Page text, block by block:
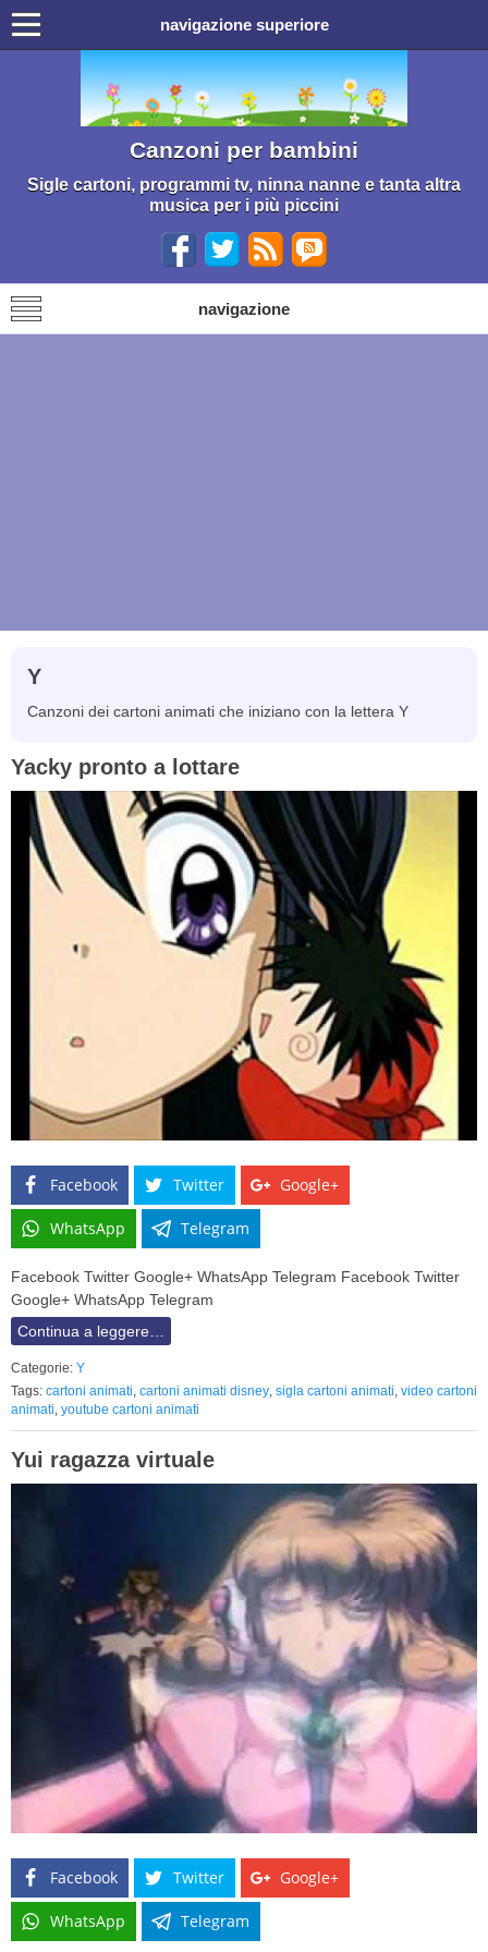
navigazione superiore
Canzoni per bambini
Sigle cartoni, programmi tv, ninna nanne e tanta altra
musica per i più piccini
navigazione
Y
Canzoni dei cartoni animati che iniziano con la lettera Y
Yacky pronto a lottare
Facebook Twitter Google+
WhatsApp Telegram
Facebook Twitter Google+ WhatsApp Telegram Facebook Twitter
Google+ WhatsApp Telegram
Continua a leggere…
Categorie: Y
Tags: cartoni animati cartoni animati disney sigla cartoni animati video cartoni
animati youtube cartoni animati
Yui ragazza virtuale
Facebook Twitter Google+
WhatsApp Telegram